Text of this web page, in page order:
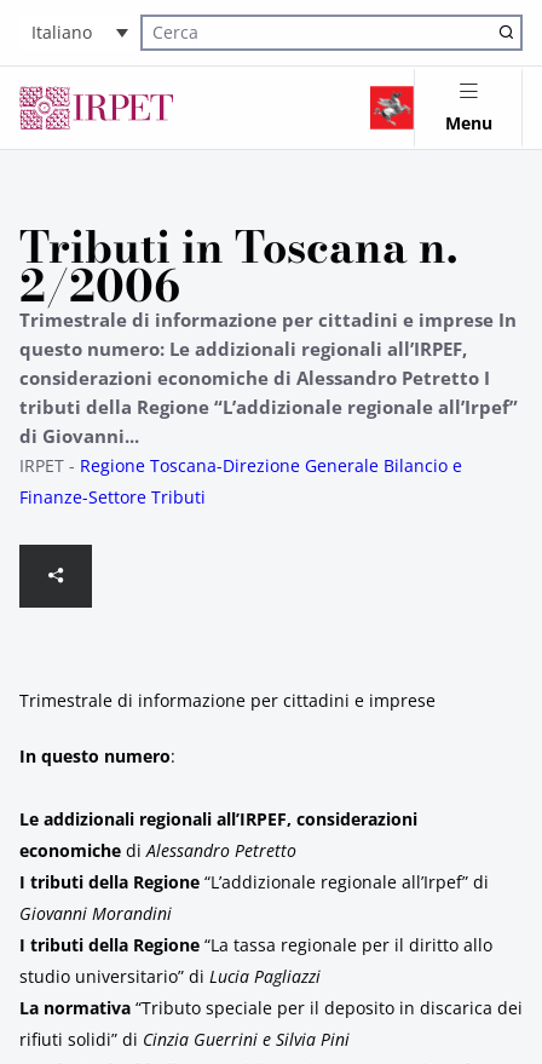
Italiano
Cerca nel sito
Menu
Tributi in Toscana n.
2/2006
Trimestrale di informazione per cittadini e imprese In
questo numero: Le addizionali regionali all’IRPEF,
considerazioni economiche di Alessandro Petretto I
tributi della Regione “L’addizionale regionale all’Irpef”
di Giovanni...
IRPET - Regione Toscana-Direzione Generale Bilancio e
Finanze-Settore Tributi
Trimestrale di informazione per cittadini e imprese
In questo numero:
Le addizionali regionali all’IRPEF, considerazioni
economiche diAlessandro Petretto
I tributi della Regione “L’addizionale regionale all’Irpef” di
Giovanni Morandini
I tributi della Regione “La tassa regionale per il diritto allo
studio universitario” di Lucia Pagliazzi
La normativa “Tributo speciale per il deposito in discarica dei
rifiuti solidi” di Cinzia Guerrini e Silvia Pini